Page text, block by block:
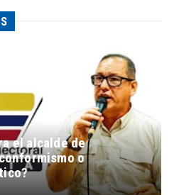
el alcalde de
o